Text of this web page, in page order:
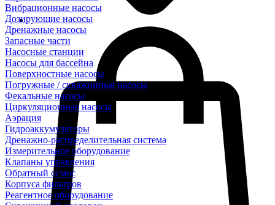
Вибрационные насосы
Дозирующие насосы
Дренажные насосы
Запасные части
Насосные станции
Насосы для бассейна
Поверхностные насосы
Погружные / скважинные насосы
Фекальные насосы
Циркуляционные насосы
Аэрация
Гидроаккумуляторы
Дренажно-распределительная система
Измерительное оборудование
Клапаны управления
Обратный осмос
Корпуса фильтров
Реагентное оборудование